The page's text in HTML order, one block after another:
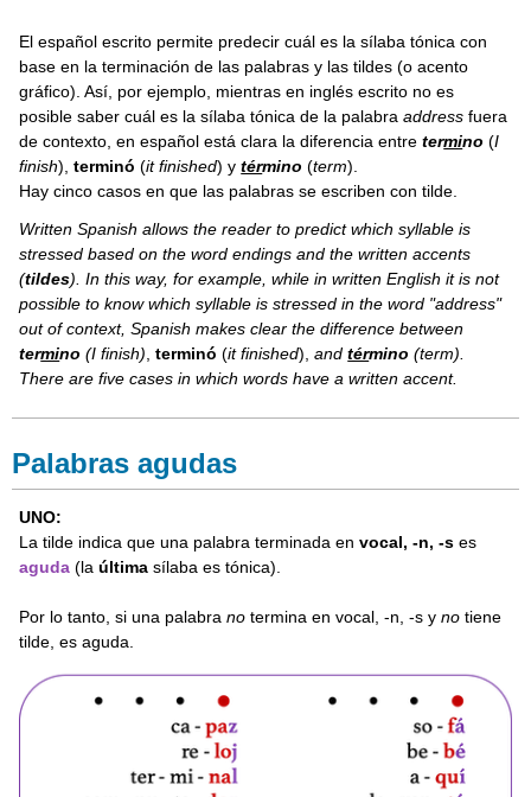
4D
Acento
diacrítico
Práctica
4E
Resumen
practicar!
PRÁCTICA
4F
Práctica
interactiva
El español escrito permite predecir cuál es la sílaba tónica con
base en la terminación de las palabras y las tildes (o acento
gráfico). Así, por ejemplo, mientras en inglés escrito no es
posible saber cuál es la sílaba tónica de la palabraaddress fuera
de contexto, en español está clara la diferencia entretermino (I
finish),terminó (it finished) ytérmino (term).
Hay cinco casos en que las palabras se escriben con tilde.
Written Spanish allows the reader to predict which syllable is
stressed based on the word endings and the written accents
(tildes). In this way, for example, while in written English it is not
possible to know which syllable is stressed in the word "address"
out of context, Spanish makes clear the difference between
termino(I finish),terminó (it finished), andtérmino (term).
There are five cases in which words have a written accent.
Palabras agudas
UNO:
La tilde indica que una palabra terminada envocal, -n, -s es
aguda (laúltima sílaba es tónica).
Por lo tanto, si una palabrano termina en vocal, -n, -s yno tiene
tilde, es aguda.